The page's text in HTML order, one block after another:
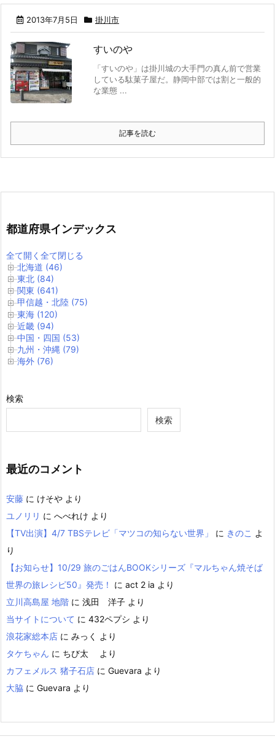
2013年7月5日 掛川市
すいのや
「すいのや」は掛川城の大手門の真ん前で営業
している駄菓子屋だ。静岡中部では割と一般的
な業態 ...
記事を読む
都道府県インデックス
全て開く 全て閉じる
北海道 (46)
東北 (84)
関東 (641)
甲信越・北陸 (75)
東海 (120)
近畿 (94)
中国・四国 (53)
九州・沖縄 (79)
海外 (76)
検索
検索
最近のコメント
安藤 に けそや より
ユノリリ に へべれけ より
【TV出演】4/7 TBSテレビ「マツコの知らない世界」
に きのこ よ
り
【お知らせ】10/29 旅のごはんBOOKシリーズ『マルちゃん焼そば
世界の旅レシピ50』発売！
に act 2 ia より
立川高島屋 地階 に 浅田 洋子 より
当サイトについて に 432ペプシ より
浪花家総本店 に みっく より
タケちゃん に ちび太
より
カフェメルス 猪子石店 に Guevara より
大脇 に Guevara より